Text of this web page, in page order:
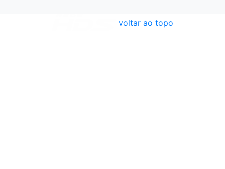
voltar ao topo